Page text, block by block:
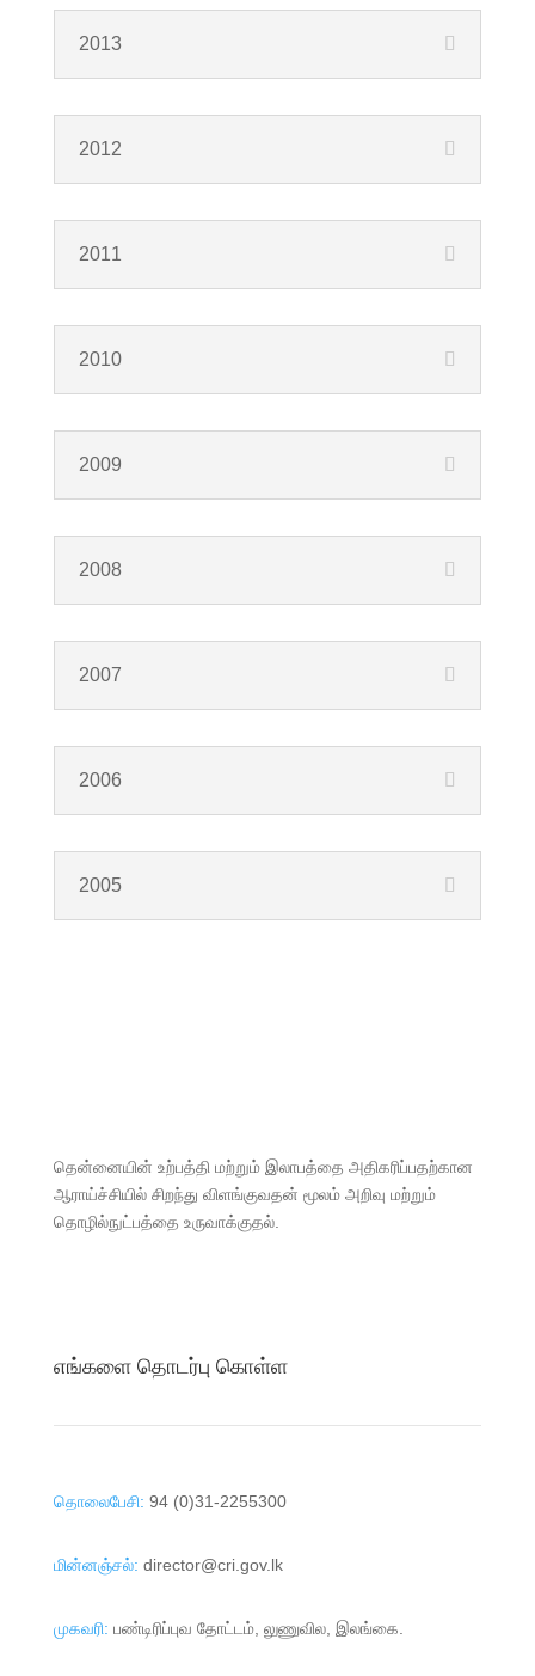
2013
2012
2011
2010
2009
2008
2007
2006
2005
தென்னையின் உற்பத்தி மற்றும் இலாபத்தை அதிகரிப்பதற்கான
ஆராய்ச்சியில் சிறந்து விளங்குவதன் மூலம் அறிவு மற்றும்
தொழில்நுட்பத்தை உருவாக்குதல்.
எங்களை தொடர்பு கொள்ள
தொலைபேசி: 94 (0)31-2255300
மின்னஞ்சல்: director@cri.gov.lk
முகவரி: பண்டிரிப்புவ தோட்டம், லுணுவில, இலங்கை.